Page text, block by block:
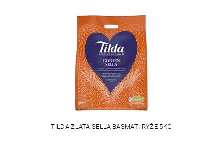
TILDA ZLATÁ SELLA BASMATI RÝŽE 5KG